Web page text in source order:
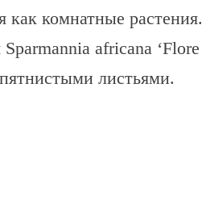
комнатные растения.
africana ‘Flore
листьями.